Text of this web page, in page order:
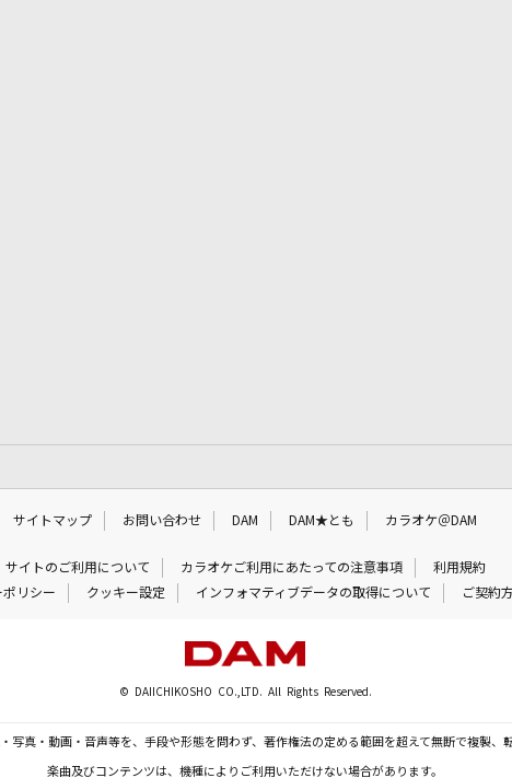
サイトマップ お問い合わせ DAM DAM★とも カラオケ＠DAM
サイトのご利用について カラオケご利用にあたっての注意事項
利用規約
リシー
クッキー設定 インフォマティブデータの取得について ご契約
© DAIICHIKOSHO CO.,LTD. All Rights Reserved.
写真・動画・音声等を、手段や形態を問わず、著作権法の定める範囲を超えて無断で複製、
楽曲及びコンテンツは、機種によりご利用いただけない場合があります。